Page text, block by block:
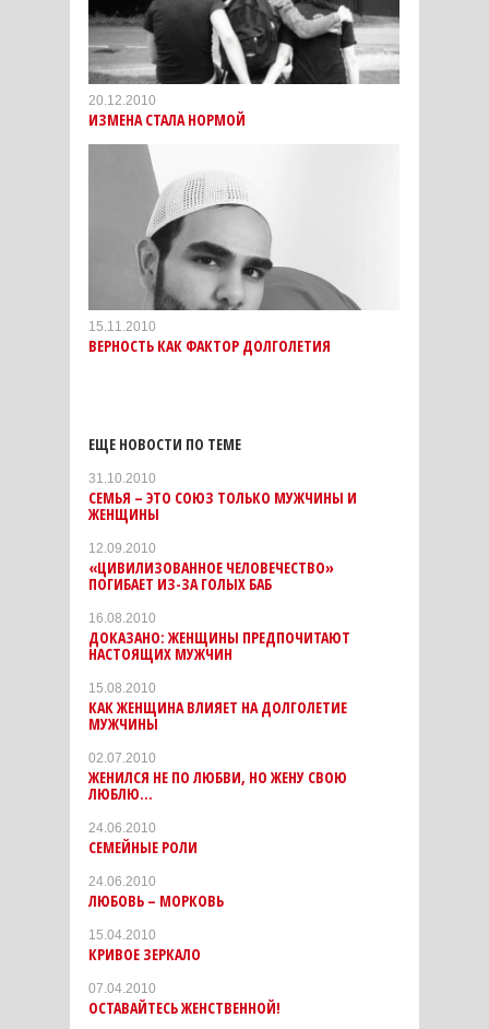
20.12.2010
ИЗМЕНА СТАЛА НОРМОЙ
15.11.2010
ВЕРНОСТЬ КАК ФАКТОР ДОЛГОЛЕТИЯ
ЕЩЕ НОВОСТИ ПО ТЕМЕ
31.10.2010
СЕМЬЯ – ЭТО СОЮЗ ТОЛЬКО МУЖЧИНЫ И
ЖЕНЩИНЫ
12.09.2010
«ЦИВИЛИЗОВАННОЕ ЧЕЛОВЕЧЕСТВО»
ПОГИБАЕТ ИЗ-ЗА ГОЛЫХ БАБ
16.08.2010
ДОКАЗАНО: ЖЕНЩИНЫ ПРЕДПОЧИТАЮТ
НАСТОЯЩИХ МУЖЧИН
15.08.2010
КАК ЖЕНЩИНА ВЛИЯЕТ НА ДОЛГОЛЕТИЕ
МУЖЧИНЫ
02.07.2010
ЖЕНИЛСЯ НЕ ПО ЛЮБВИ, НО ЖЕНУ СВОЮ
ЛЮБЛЮ…
24.06.2010
СЕМЕЙНЫЕ РОЛИ
24.06.2010
ЛЮБОВЬ – МОРКОВЬ
15.04.2010
КРИВОЕ ЗЕРКАЛО
07.04.2010
ОСТАВАЙТЕСЬ ЖЕНСТВЕННОЙ!